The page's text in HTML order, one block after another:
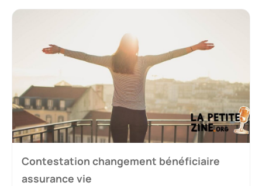
Contestation changement bénéficiaire
assurance vie